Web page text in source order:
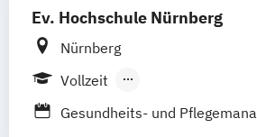
Ev. Hochschule Nürnberg
Nürnberg
Vollzeit
Berufsbegleitendes
Gesundheits- und